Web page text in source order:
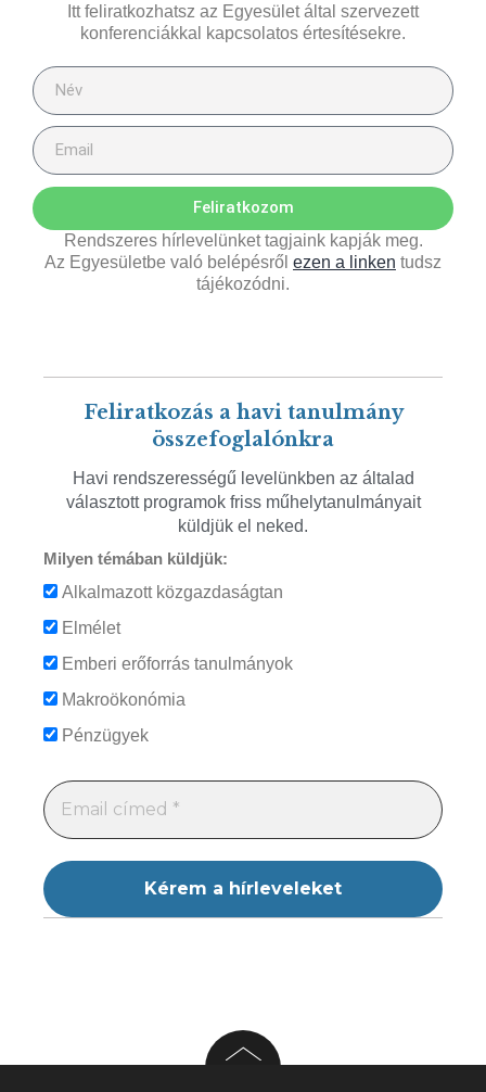
Itt feliratkozhatsz az Egyesület által szervezett
konferenciákkal kapcsolatos értesítésekre.
Feliratkozom
Rendszeres hírlevelünket tagjaink kapják meg.
Az Egyesületbe való belépésről ezen a linken tudsz
tájékozódni.
Feliratkozás a havi tanulmány
összefoglalónkra
Havi rendszerességű levelünkben az általad
választott programok friss műhelytanulmányait
küldjük el neked.
Milyen témában küldjük:
Alkalmazott közgazdaságtan
Elmélet
Emberi erőforrás tanulmányok
Makroökonómia
Pénzügyek